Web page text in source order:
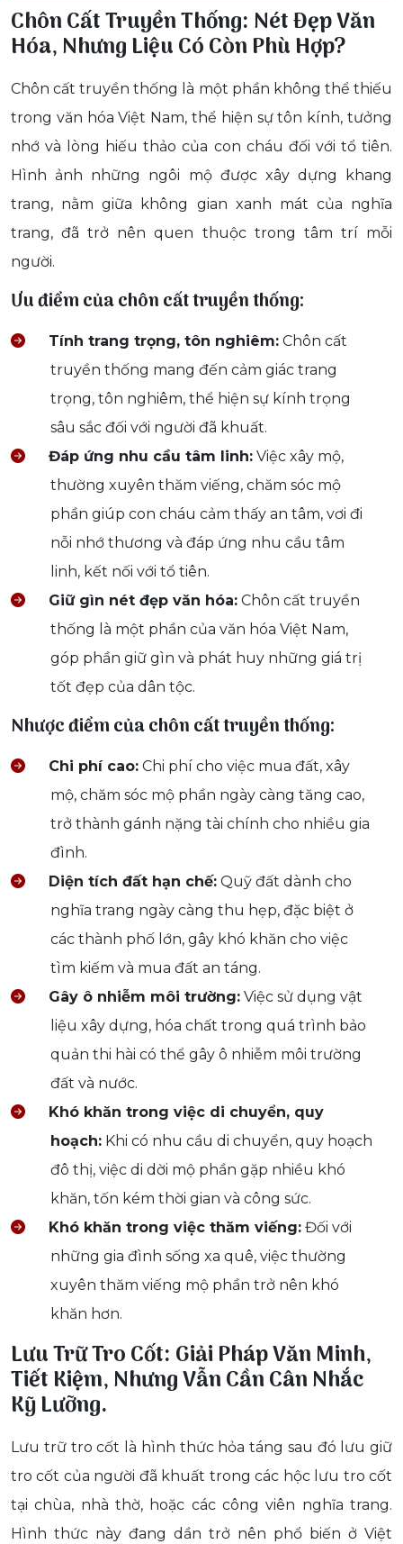
Chôn Cất Truyền Thống: Nét Đẹp Văn
Hóa, Nhưng Liệu Có Còn Phù Hợp?
Chôn cất truyền thống là một phần không thể thiếu
trong văn hóa Việt Nam, thể hiện sự tôn kính, tưởng
nhớ và lòng hiếu thảo của con cháu đối với tổ tiên.
Hình ảnh những ngôi mộ được xây dựng khang
trang, nằm giữa không gian xanh mát của nghĩa
trang, đã trở nên quen thuộc trong tâm trí mỗi
người.
Ưu điểm của chôn cất truyền thống:
Tính trang trọng, tôn nghiêm: Chôn cất
truyền thống mang đến cảm giác trang
trọng, tôn nghiêm, thể hiện sự kính trọng
sâu sắc đối với người đã khuất.
Đáp ứng nhu cầu tâm linh: Việc xây mộ,
thường xuyên thăm viếng, chăm sóc mộ
phần giúp con cháu cảm thấy an tâm, vơi đi
nỗi nhớ thương và đáp ứng nhu cầu tâm
linh, kết nối với tổ tiên.
Giữ gìn nét đẹp văn hóa: Chôn cất truyền
thống là một phần của văn hóa Việt Nam,
góp phần giữ gìn và phát huy những giá trị
tốt đẹp của dân tộc.
Nhược điểm của chôn cất truyền thống:
Chi phí cao: Chi phí cho việc mua đất, xây
mộ, chăm sóc mộ phần ngày càng tăng cao,
trở thành gánh nặng tài chính cho nhiều gia
đình.
Diện tích đất hạn chế: Quỹ đất dành cho
nghĩa trang ngày càng thu hẹp, đặc biệt ở
các thành phố lớn, gây khó khăn cho việc
tìm kiếm và mua đất an táng.
Gây ô nhiễm môi trường: Việc sử dụng vật
liệu xây dựng, hóa chất trong quá trình bảo
quản thi hài có thể gây ô nhiễm môi trường
đất và nước.
Khó khăn trong việc di chuyển, quy
hoạch: Khi có nhu cầu di chuyển, quy hoạch
đô thị, việc di dời mộ phần gặp nhiều khó
khăn, tốn kém thời gian và công sức.
Khó khăn trong việc thăm viếng: Đối với
những gia đình sống xa quê, việc thường
xuyên thăm viếng mộ phần trở nên khó
khăn hơn.
Lưu Trữ Tro Cốt: Giải Pháp Văn Minh,
Tiết Kiệm, Nhưng Vẫn Cần Cân Nhắc
Kỹ Lưỡng.
Lưu trữ tro cốt là hình thức hỏa táng sau đó lưu giữ
tro cốt của người đã khuất trong các hộc lưu tro cốt
tại chùa, nhà thờ, hoặc các công viên nghĩa trang.
Hình thức này đang dần trở nên phổ biến ở Việt